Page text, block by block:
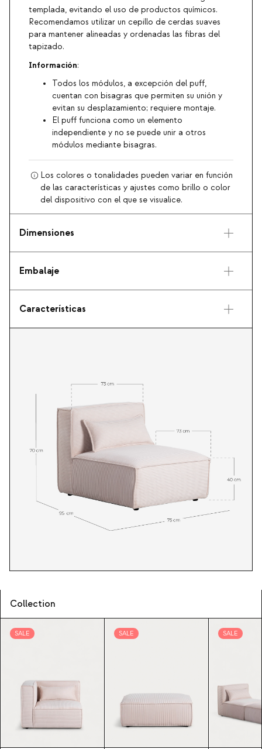
templada, evitando el uso de productos químicos.
Recomendamos utilizar un cepillo de cerdas suaves
para mantener alineadas y ordenadas las fibras del
tapizado.
Información:
Todos los módulos, a excepción del puff,
cuentan con bisagras que permiten su unión y
evitan su desplazamiento; requiere montaje.
El puff funciona como un elemento
independiente y no se puede unir a otros
módulos mediante bisagras.
Los colores o tonalidades pueden variar en función
de las características y ajustes como brillo o color
del dispositivo con el que se visualice.
Dimensiones
Embalaje
Características
Collection
SALE SALE SALE